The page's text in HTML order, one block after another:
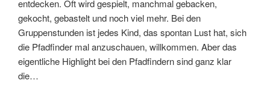
entdecken. Oft wird gespielt, manchmal gebacken,
gekocht, gebastelt und noch viel mehr. Bei den
Gruppenstunden ist jedes Kind, das spontan Lust hat, sich
die Pfadfinder mal anzuschauen, willkommen. Aber das
eigentliche Highlight bei den Pfadfindern sind ganz klar
die…